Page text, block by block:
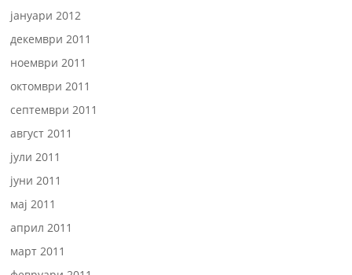
јануари 2012
декември 2011
ноември 2011
октомври 2011
септември 2011
август 2011
јули 2011
јуни 2011
мај 2011
април 2011
март 2011